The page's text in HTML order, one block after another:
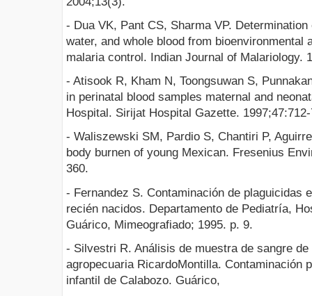
- Dua VK, Pant CS, Sharma VP.
water, and whole blood from bioenvironmental
malaria control. Indian Journal of Malariology.
- Atisook R, Kham N, Toongsuwan S,
in perinatal blood samples maternal and
Hospital. Sirijat Hospital Gazette.
- Waliszewski SM, Pardio S, Chantiri P,
body burnen of young Mexican. Fresenius
360.
- Fernandez S. Contaminación de plaguicidas
recién nacidos. Departamento de Pediatría,
Guárico, Mimeografiado; 1995. p. 9.
- Silvestri R. Análisis de muestra de sangre
agropecuaria RicardoMontilla. Contaminación
infantil de Calabozo. Guárico,